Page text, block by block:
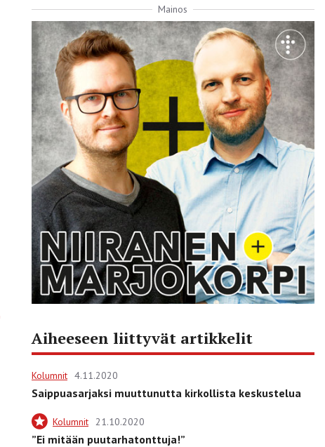
Mainos
Aiheeseen liittyvät artikkelit
Kolumnit 4.11.2020
Saippuasarjaksi muuttunutta kirkollista keskustelua
Kolumnit 21.10.2020
”Ei mitään puutarhatonttuja!”